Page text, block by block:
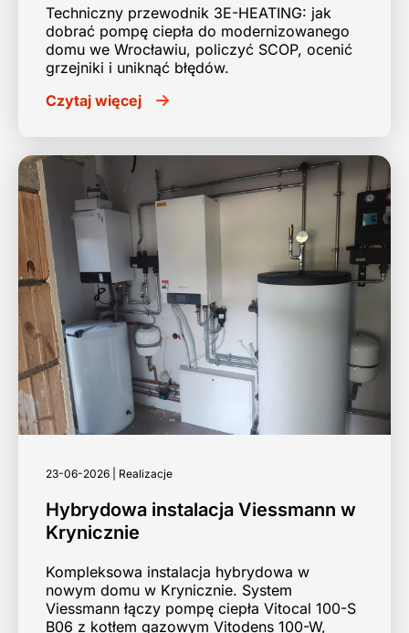
Techniczny przewodnik 3E-HEATING: jak
dobrać pompę ciepła do modernizowanego
domu we Wrocławiu, policzyć SCOP, ocenić
grzejniki i uniknąć błędów.
Czytaj więcej
23-06-2026 | Realizacje
Hybrydowa instalacja Viessmann w
Krynicznie
Kompleksowa instalacja hybrydowa w
nowym domu w Krynicznie. System
Viessmann łączy pompę ciepła Vitocal 100-S
B06 z kotłem gazowym Vitodens 100-W,